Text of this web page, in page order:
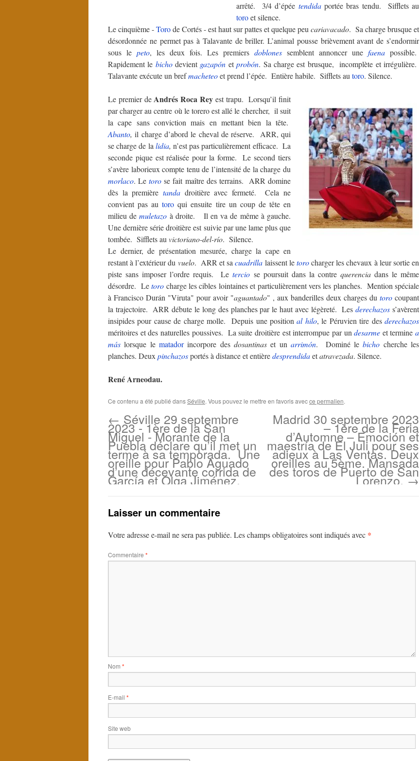
arrêté. 3/4 d’épée tendidaportée bras tendu. Sifflets au
toroet silence.
Le cinquième -Torode Cortés - est haut sur pattes et quelque peu cariavacado. Sa charge brusque et
désordonnée ne permet pas à Talavante de briller. L’animal pousse brièvement avant de s’endormir
sous le peto, les deux fois. Les premiers doblones semblent annoncer une faena possible.
Rapidement le bichodevient gazapón etprobón. Sa charge est brusque, incomplète et irrégulière.
Talavante exécute un brefmacheteoet prend l’épée. Entière habile. Sifflets au toro. Silence.
Le premier de Andrés Roca Rey est trapu. Lorsqu’il finit
par charger au centre où le torero est allé le chercher, il suit
la cape sans conviction mais en mettant bien la tête.
Abanto, il charge d’abord le cheval de réserve. ARR, qui
se charge de la lidia, n’est pas particulièrement efficace. La
seconde pique est réalisée pour la forme. Le second tiers
s’avère laborieux compte tenu de l’intensité de la charge du
morlaco. Letoro se fait maître des terrains. ARR domine
dès la première tanda droitière avec fermeté. Cela ne
convient pas autoro qui ensuite tire un coup de tête en
milieu demuletazo à droite. Il en va de même à gauche.
Une dernière série droitière est suivie par une lame plus que
tombée. Sifflets au victoriano-del-río. Silence.
Le dernier, de présentation mesurée, charge la cape en
restant à l’extérieur du vuelo. ARR et sacuadrilla laissent letorocharger les chevaux à leur sortie en
piste sans imposer l’ordre requis. Letercio se poursuit dans la contre querenciadans le même
désordre. Letoro charge les cibles lointaines et particulièrement vers les planches. Mention spéciale
à Francisco Durán "Viruta" pour avoir "aguantado" , aux banderilles deux charges du toro coupant
la trajectoire. ARR débute le long des planches par le haut avec légèreté. Lesderechazos s’avèrent
insipides pour cause de charge molle. Depuis une positional hilo, le Péruvien tire des derechazos
méritoires et des naturelles poussives. La suite droitière est interrompue par undesarme et termine a
más lorsque le matadorincorpore des dosantinas et un arrimón. Dominé lebicho cherche les
planches. Deux pinchazosportés à distance et entièredesprendidaetatravezada. Silence.
René Arneodau.
Ce contenu a été publié dansSéville. Vous pouvez le mettre en favoris avecce permalien.
← Séville 29 septembre
2023 - 1ère de la San
Miguel - Morante de la
Puebla déclare qu’il met un
terme à sa temporada. Une
oreille pour Pablo Aguado
d’une décevante corrida de
García et Olga Jiménez.
Madrid 30 septembre 2023
– 1ère de la Feria
d’Automne – Emoción et
maestría de El Juli pour ses
adieux à Las Ventas. Deux
oreilles au 5ème. Mansada
des toros de Puerto de San
Lorenzo.→
Laisser un commentaire
Votre adresse e-mail ne sera pas publiée. Les champs obligatoires sont indiqués avec *
Commentaire *
Nom *
E-mail *
Site web